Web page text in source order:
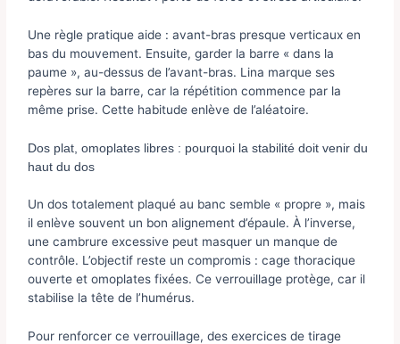
Une règle pratique aide : avant-bras presque verticaux en
bas du mouvement. Ensuite, garder la barre « dans la
paume », au-dessus de l’avant-bras. Lina marque ses
repères sur la barre, car la répétition commence par la
même prise. Cette habitude enlève de l’aléatoire.
Dos plat, omoplates libres : pourquoi la stabilité doit venir du
haut du dos
Un dos totalement plaqué au banc semble « propre », mais
il enlève souvent un bon alignement d’épaule. À l’inverse,
une cambrure excessive peut masquer un manque de
contrôle. L’objectif reste un compromis : cage thoracique
ouverte et omoplates fixées. Ce verrouillage protège, car il
stabilise la tête de l’humérus.
Pour renforcer ce verrouillage, des exercices de tirage